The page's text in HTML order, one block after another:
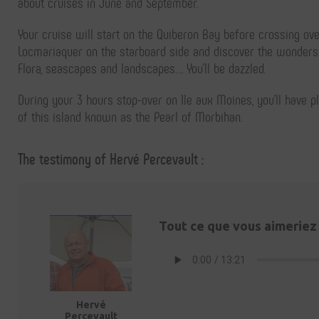
Your cruise will start on the Quiberon Bay before crossing
Locmariaquer on the starboard side and discover the
Flora, seascapes and landscapes…. You’ll be dazzled.
During your 3 hours stop-over on Ile aux Moines, you’ll
of this island known as the Pearl of Morbihan.
The testimony of Hervé Percevault :
Hervé
Percevault
Tout ce que vous